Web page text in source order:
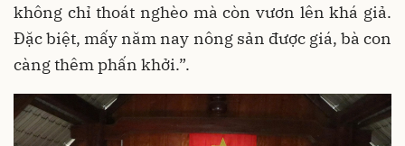
không chỉ thoát nghèo mà còn vươn lên khá giả.
Đặc biệt, mấy năm nay nông sản được giá, bà con
càng thêm phấn khởi.”.